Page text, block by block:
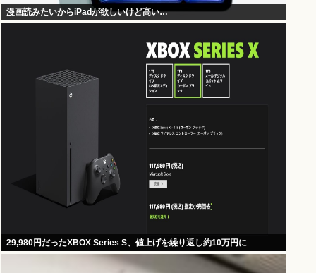
漫画読みたいからiPadが欲しいけど高い…
29,980円だったXBOX Series S、値上げを繰り返し約10万円に